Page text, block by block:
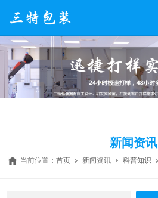
新闻资讯
当前位置： 首页 新闻资讯 科普知识